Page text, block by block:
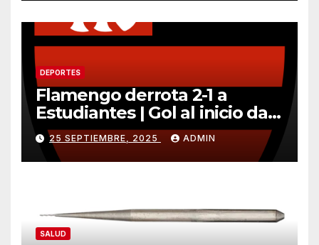
DEPORTES
Flamengo derrota 2-1 a
Estudiantes | Gol al inicio da
ventaja importante
25 SEPTIEMBRE, 2025 ADMIN
SALUD